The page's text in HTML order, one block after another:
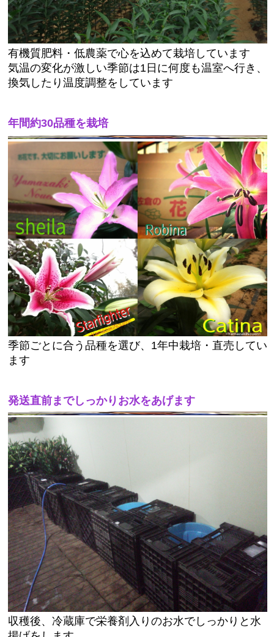
有機質肥料・低農薬で心を込めて栽培しています
気温の変化が激しい季節は1日に何度も温室へ行き、
換気したり温度調整をしています
年間約30品種を栽培
季節ごとに合う品種を選び、1年中栽培・直売してい
ます
発送直前までしっかりお水をあげます
収穫後、冷蔵庫で栄養剤入りのお水でしっかりと水